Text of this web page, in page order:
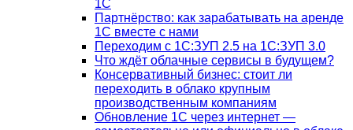
1С
Партнёрство: как зарабатывать на аренде
1С вместе с нами
Переходим с 1С:ЗУП 2.5 на 1С:ЗУП 3.0
Что ждёт облачные сервисы в будущем?
Консервативный бизнес: стоит ли
переходить в облако крупным
производственным компаниям
Обновление 1С через интернет —